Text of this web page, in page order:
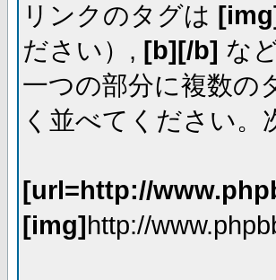
リンクのタグは
ださい）, [b][/b] な
一つの部分に複数の
く並べてください
[url=http://
[img]http://